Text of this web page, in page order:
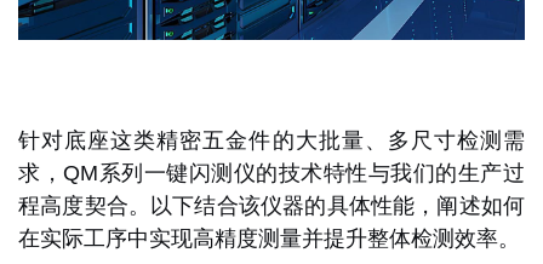
针对底座这类精密五金件的大批量、多尺寸检测需
求，QM系列一键闪测仪的技术特性与我们的生产过
程高度契合。以下结合该仪器的具体性能，阐述如何
在实际工序中实现高精度测量并提升整体检测效率。